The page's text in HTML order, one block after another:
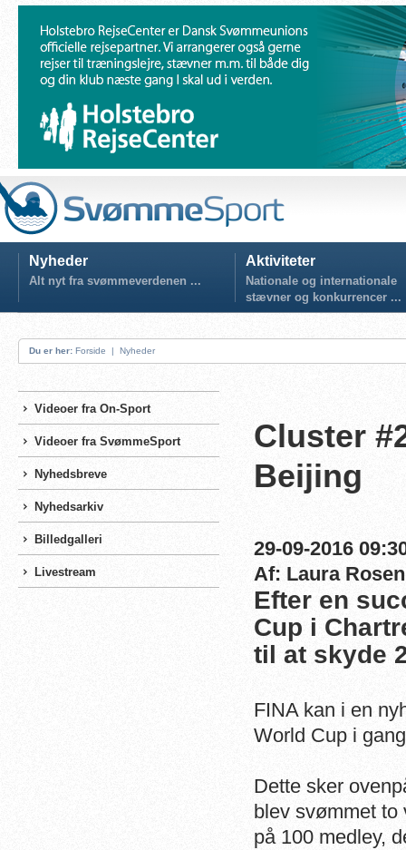
Nyheder
Alt nyt fra svømmeverdenen ...
Aktiviteter
Nationale og internationale
stævner og konkurrencer ...
Du er her: Forside | Nyheder
Videoer fra On-Sport
Videoer fra SvømmeSport
Nyhedsbreve
Nyhedsarkiv
Billedgalleri
Livestream
Cluster
Beijing
29-09-2016
Af: Laura
Efter en
Cup i
til at skyde
FINA kan i en
World Cup i
Dette sker
blev svømmet to
på 100 medley,